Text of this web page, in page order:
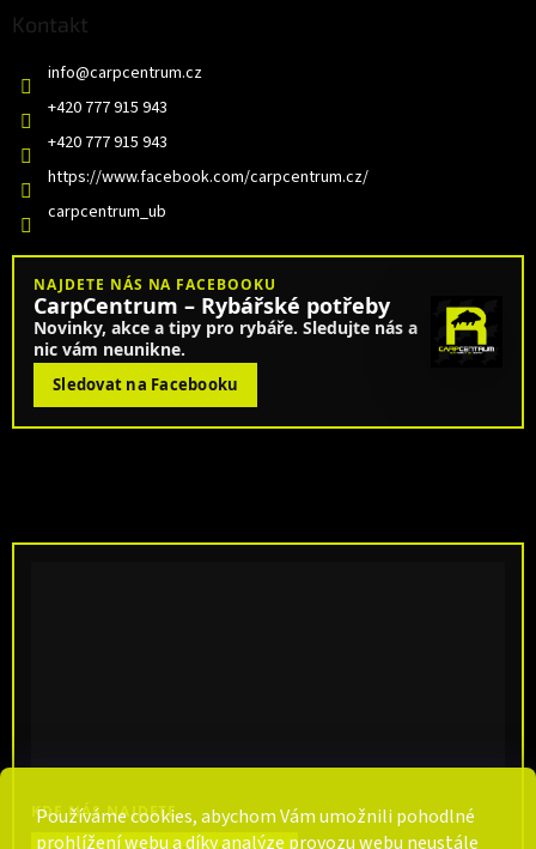
Používáme cookies, abychom Vám umožnili pohodlné
prohlížení webu a díky analýze provozu webu neustále
Kontakt
info@carpcentrum.cz
+420 777 915 943
+420 777 915 943
https://www.facebook.com/carpcentrum.cz/
carpcentrum_ub
NAJDETE NÁS NA FACEBOOKU
CarpCentrum – Rybářské potřeby
Novinky, akce a tipy pro rybáře. Sledujte nás a
nic vám neunikne.
Sledovat na Facebooku
KDE NÁS NAJDETE